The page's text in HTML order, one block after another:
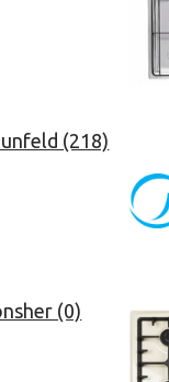
(218)
(0)